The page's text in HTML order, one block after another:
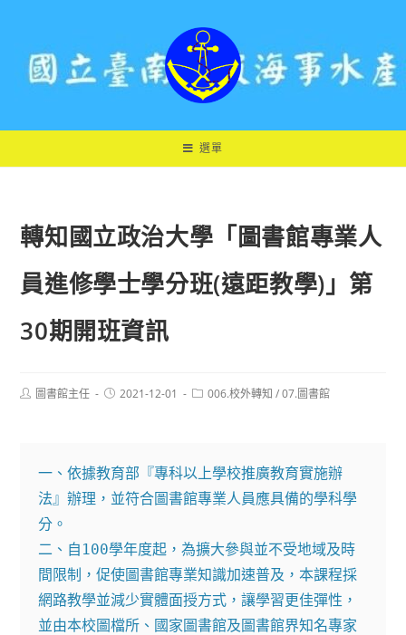
選單
轉知國立政治大學「圖書館專業人
員進修學士學分班(遠距教學)」第
30期開班資訊
Post圖書館主任
Post2021-12-01
Post006.校外轉知 / 07.圖書館
一、依據教育部『專科以上學校推廣教育實施辦
法』辦理，並符合圖書館專業人員應具備的學科學
分。
二、自100學年度起，為擴大參與並不受地域及時
間限制，促使圖書館專業知識加速普及，本課程採
網路教學並減少實體面授方式，讓學習更佳彈性，
並由本校圖檔所、國家圖書館及圖書館界知名專家